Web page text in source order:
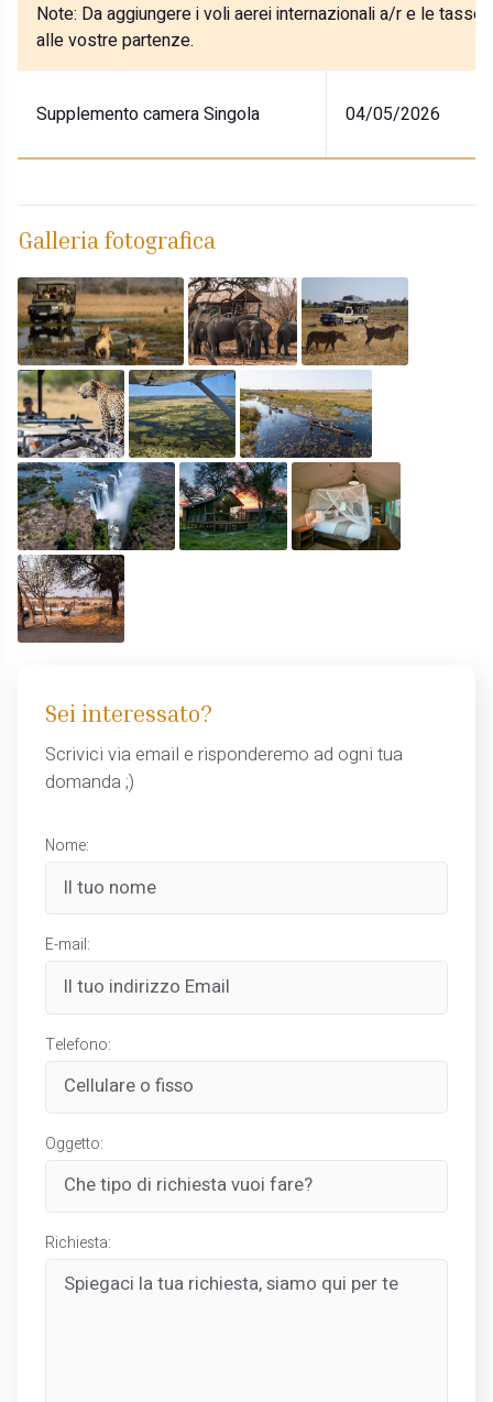
Note: Da aggiungere i voli aerei internazionali a/r e le
alle vostre partenze.
Supplemento camera Singola 04/05/2026
Galleria fotografica
Sei interessato?
Scrivici via email e risponderemo ad ogni tua
domanda ;)
Nome:
E-mail:
Telefono:
Oggetto:
Richiesta: